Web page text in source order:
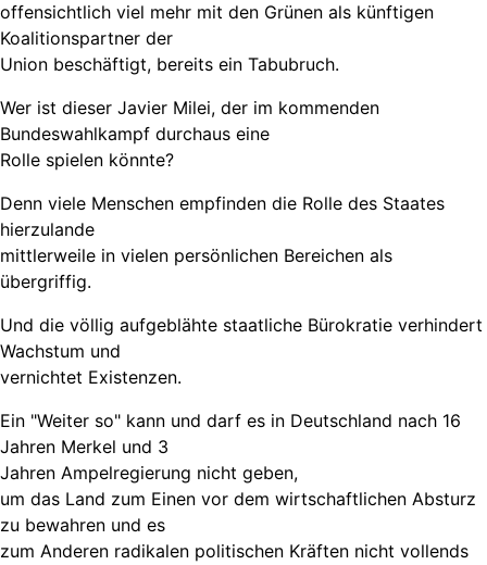
offensichtlich viel mehr mit den Grünen als künftigen
Koalitionspartner der
Union beschäftigt, bereits ein Tabubruch.
Wer ist dieser Javier Milei, der im kommenden
Bundeswahlkampf durchaus eine
Rolle spielen könnte?
Denn viele Menschen empfinden die Rolle des Staates
hierzulande
mittlerweile in vielen persönlichen Bereichen als
übergriffig.
Und die völlig aufgeblähte staatliche Bürokratie verhindert
Wachstum und
vernichtet Existenzen.
Ein "Weiter so" kann und darf es in Deutschland nach 16
Jahren Merkel und 3
Jahren Ampelregierung nicht geben,
um das Land zum Einen vor dem wirtschaftlichen Absturz
zu bewahren und es
zum Anderen radikalen politischen Kräften nicht vollends